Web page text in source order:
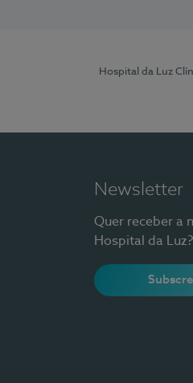
Hospital da Luz
Newsletter
Quer receber a
Hospital da Luz?